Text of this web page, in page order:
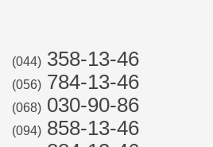
(044) 358-13-46
(056) 784-13-46
(068) 030-90-86
(094) 858-13-46